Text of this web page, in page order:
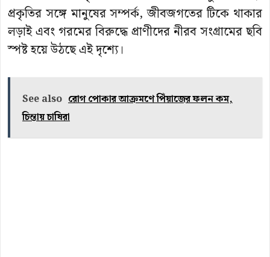
প্রকৃতির সঙ্গে মানুষের সম্পর্ক, জীবজগতের টিকে থাকার
লড়াই এবং গরমের বিরুদ্ধে প্রাণীদের নীরব সংগ্রামের ছবি
স্পষ্ট হয়ে উঠছে এই দৃশ্যে।
See also রোগ পোকার আক্রমণে পিঁয়াজের ফলন কম,
চিন্তায় চাষিরা